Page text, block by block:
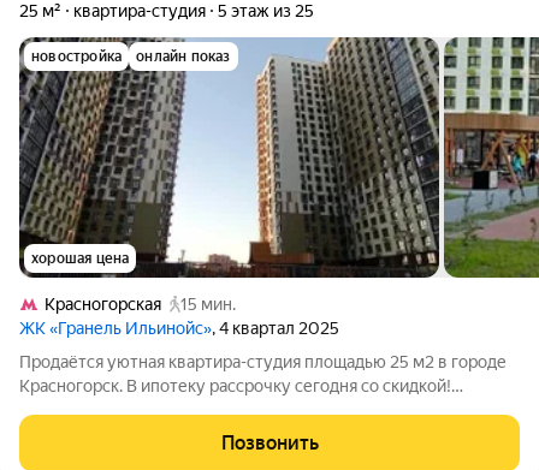
25 м² квартира-студия 5 этаж из 25
новостройка онлайн показ
хорошая цена
Красногорская
15 мин.
ЖК «Гранель Ильинойс», 4 квартал 2025
Продаётся уютная квартира-студия площадью 25 м2 в городе
Красногорск. В ипотеку рассрочку сегодня со скидкой!
пешей доступности от станций Красногорская (1.3 километра),
Павшино (2.4 километра) и
Позвонить